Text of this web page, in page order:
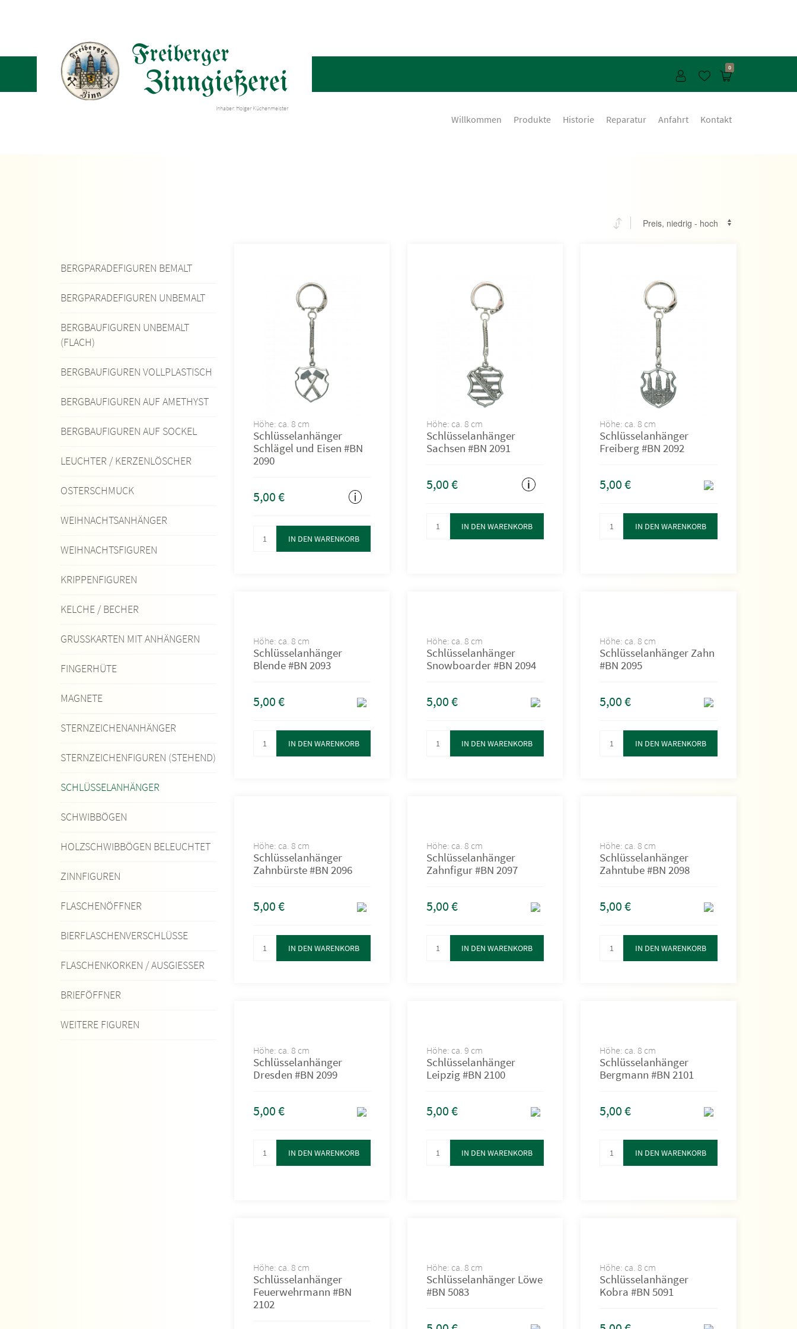
Freiberger
Zinngießerei
Inhaber: Holger Küchenmeister
0
Willkommen Produkte Historie Reparatur Anfahrt Kontakt
BERGPARADEFIGUREN BEMALT
BERGPARADEFIGUREN UNBEMALT
BERGBAUFIGUREN UNBEMALT
(FLACH)
BERGBAUFIGUREN VOLLPLASTISCH
BERGBAUFIGUREN AUF AMETHYST
BERGBAUFIGUREN AUF SOCKEL
LEUCHTER / KERZENLÖSCHER
OSTERSCHMUCK
WEIHNACHTSANHÄNGER
WEIHNACHTSFIGUREN
KRIPPENFIGUREN
KELCHE / BECHER
GRUSSKARTEN MIT ANHÄNGERN
FINGERHÜTE
MAGNETE
STERNZEICHENANHÄNGER
STERNZEICHENFIGUREN (STEHEND)
SCHLÜSSELANHÄNGER
SCHWIBBÖGEN
HOLZSCHWIBBÖGEN BELEUCHTET
ZINNFIGUREN
FLASCHENÖFFNER
BIERFLASCHENVERSCHLÜSSE
FLASCHENKORKEN / AUSGIESSER
BRIEFÖFFNER
WEITERE FIGUREN
Höhe: ca. 8 cm
Schlüsselanhänger
Schlägel und Eisen #BN
2090
5,00€
IN DEN WARENKORB
Höhe: ca. 8 cm
Schlüsselanhänger
Sachsen #BN 2091
5,00€
IN DEN WARENKORB
Höhe: ca. 8 cm
Schlüsselanhänger
Freiberg #BN 2092
5,00€
IN DEN WARENKORB
Höhe: ca. 8 cm
Schlüsselanhänger
Blende #BN 2093
5,00€
IN DEN WARENKORB
Höhe: ca. 8 cm
Schlüsselanhänger
Snowboarder #BN 2094
5,00€
IN DEN WARENKORB
Höhe: ca. 8 cm
Schlüsselanhänger Zahn
#BN 2095
5,00€
IN DEN WARENKORB
Höhe: ca. 8 cm
Schlüsselanhänger
Zahnbürste #BN 2096
5,00€
IN DEN WARENKORB
Höhe: ca. 8 cm
Schlüsselanhänger
Zahnfigur #BN 2097
5,00€
IN DEN WARENKORB
Höhe: ca. 8 cm
Schlüsselanhänger
Zahntube #BN 2098
5,00€
IN DEN WARENKORB
Höhe: ca. 8 cm
Schlüsselanhänger
Dresden #BN 2099
5,00€
IN DEN WARENKORB
Höhe: ca. 9 cm
Schlüsselanhänger
Leipzig #BN 2100
5,00€
IN DEN WARENKORB
Höhe: ca. 8 cm
Schlüsselanhänger
Bergmann #BN 2101
5,00€
IN DEN WARENKORB
Höhe: ca. 8 cm
Schlüsselanhänger
Feuerwehrmann #BN
2102
Höhe: ca. 8 cm
Schlüsselanhänger Löwe
#BN 5083
Höhe: ca. 8 cm
Schlüsselanhänger
Kobra #BN 5091